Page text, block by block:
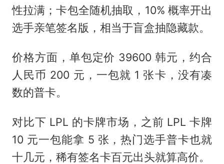
性拉满；卡包全随机抽取，10% 概率开出
选手亲笔签名版，相当于盲盒抽隐藏款。
价格方面，单包定价 39600 韩元，约合
人民币 200 元，一包就 1 张卡，没有凑
数的普卡。
对比下 LPL 的卡牌市场，之前 LPL 卡牌
10 元一包能拿 5 张，热门选手普卡也就
十几元，稀有签名卡百元出头就算高价。